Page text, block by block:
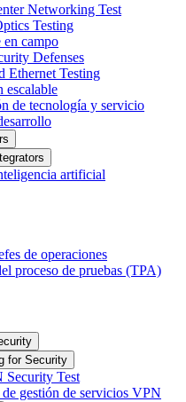
Networking Test
Testing
en campo
Defenses
Ethernet Testing
escalable
de tecnología y servicio
artificial
de operaciones
proceso de pruebas (TPA)
for Security
Security Test
gestión de servicios VPN